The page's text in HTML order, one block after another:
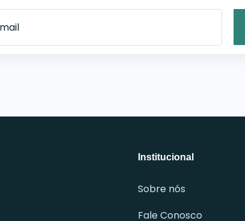
Institucional
Sobre nós
Fale Conosco